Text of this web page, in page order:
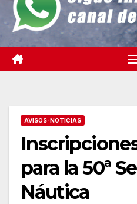
AVISOS-NOTICIAS
para la 50ª
Náutica